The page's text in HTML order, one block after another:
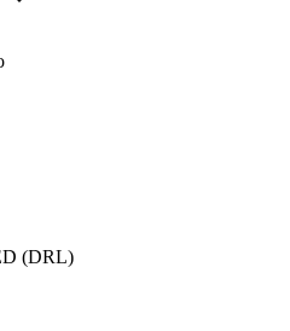
(DRL)